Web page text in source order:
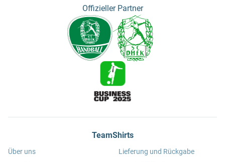
Offizieller Partner
TeamShirts
Über uns
Lieferung und Rückgabe